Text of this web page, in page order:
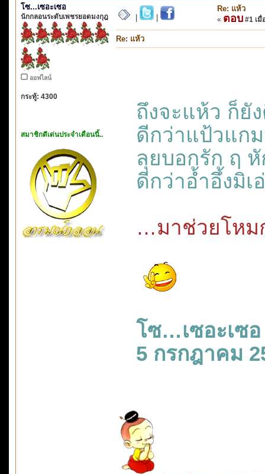
โซ...เซอะเซอ
นักกลอนระดับเพชรยอดมงกุฎ
ออฟไลน์
กระทู้: 4300
สมาชิกดีเด่นประจำเดือนนี้..
Re: แห้ว
« ตอบ #1 เมื่
Re: แห้ว
ถึงจะแห้ว ก็ยั
ดีกว่าแป้วแก
ลุยบอกรัก ฤ
ดีกว่าอ้ำอึ้งมิเ
…มาช่วยโห
โซ…เซอะเซอ
5 กรกฎาคม